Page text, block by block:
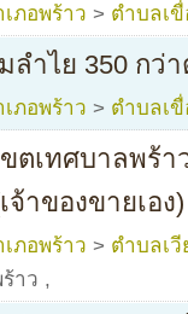
เภอพร้าว > ตำบลเ
ลำไย 350 กว่
เภอพร้าว > ตำบลเ
ตเทศบาลพร้า
าของขายเอง)
เภอพร้าว > ตำบลเวี
าว ,